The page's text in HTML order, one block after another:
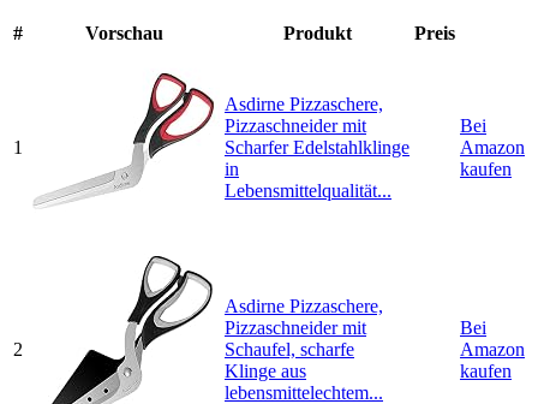
# Vorschau Produkt Preis
1
Asdirne Pizzaschere,
Pizzaschneider mit
Scharfer Edelstahlklinge
in
Lebensmittelqualität...
Bei
Amazon
kaufen
2
Asdirne Pizzaschere,
Pizzaschneider mit
Schaufel, scharfe
Klinge aus
lebensmittelechtem...
Bei
Amazon
kaufen